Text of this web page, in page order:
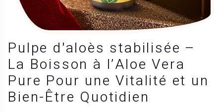
Pulpe d'aloès stabilisée –
La Boisson à l’Aloe Vera
Pure Pour une Vitalité et un
Bien-Être Quotidien